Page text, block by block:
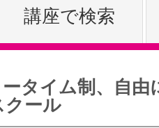
特集をみる
グッドスク
講座で検索
タイム制、自由
クール